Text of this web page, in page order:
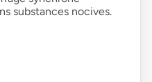
substances nocives.